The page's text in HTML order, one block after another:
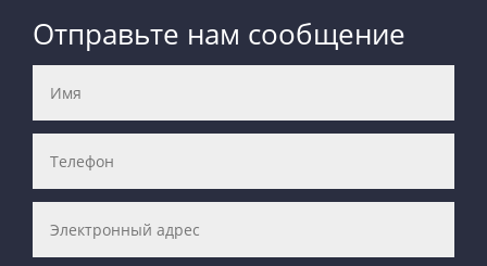
Отправьте нам сообщение